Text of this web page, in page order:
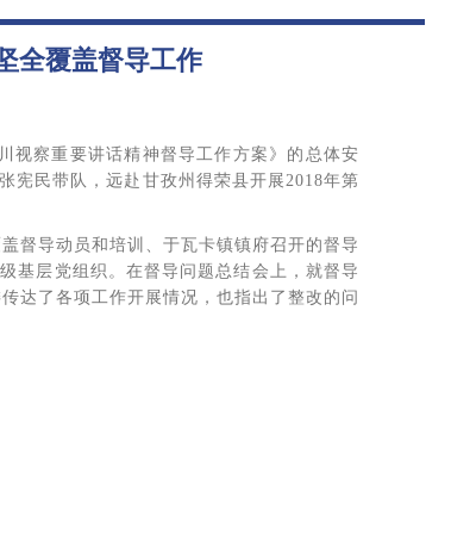
全覆盖督导工作
视察重要讲话精神督导工作方案》的总体安
宪民带队，远赴甘孜州得荣县开展2018年第
督导动员和培训、于瓦卡镇镇府召开的督导
基层党组织。在督导问题总结会上，就督导
达了各项工作开展情况，也指出了整改的问